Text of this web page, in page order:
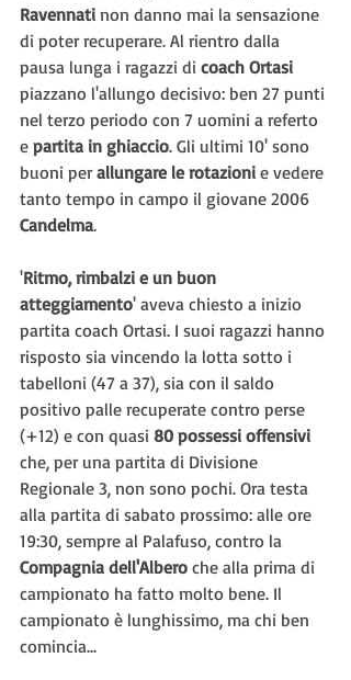
Ravennati non danno mai la sensazione
di poter recuperare. Al rientro dalla
pausa lunga i ragazzi di coach Ortasi
piazzano l'allungo decisivo: ben 27 punti
nel terzo periodo con 7 uomini a referto
e partita in ghiaccio. Gli ultimi 10' sono
buoni per allungare le rotazioni e vedere
tanto tempo in campo il giovane 2006
Candelma.
'Ritmo, rimbalzi e un buon
atteggiamento' aveva chiesto a inizio
partita coach Ortasi. I suoi ragazzi hanno
risposto sia vincendo la lotta sotto i
tabelloni (47 a 37), sia con il saldo
positivo palle recuperate contro perse
(+12) e con quasi 80 possessi offensivi
che, per una partita di Divisione
Regionale 3, non sono pochi. Ora testa
alla partita di sabato prossimo: alle ore
19:30, sempre al Palafuso, contro la
Compagnia dell'Albero che alla prima di
campionato ha fatto molto bene. Il
campionato è lunghissimo, ma chi ben
comincia...